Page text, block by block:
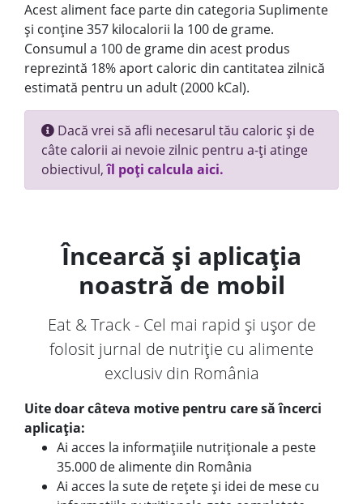
Acest aliment face parte din categoria Suplimente
și conține 357 kilocalorii la 100 de grame.
Consumul a 100 de grame din acest produs
reprezintă 18% aport caloric din cantitatea zilnică
estimată pentru un adult (2000 kCal).
Dacă vrei să afli necesarul tău caloric și de
câte calorii ai nevoie zilnic pentru a-ți atinge
obiectivul,îl poți calcula aici.
Încearcă și aplicația
noastră de mobil
Eat & Track - Cel mai rapid și ușor de
folosit jurnal de nutriție cu alimente
exclusiv din România
Uite doar câteva motive pentru care să încerci
aplicația:
Ai acces la informațiile nutriționale a peste
35.000 de alimente din România
Ai acces la sute de rețete și idei de mese cu